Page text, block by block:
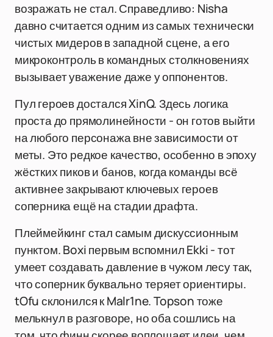
возражать не стал. Справедливо: Nisha
давно считается одним из самых технически
чистых мидеров в западной сцене, а его
микроконтроль в командных столкновениях
вызывает уважение даже у оппонентов.
Пул героев достался XinQ. Здесь логика
проста до прямолинейности - он готов выйти
на любого персонажа вне зависимости от
меты. Это редкое качество, особенно в эпоху
жёстких пиков и банов, когда команды всё
активнее закрывают ключевых героев
соперника ещё на стадии драфта.
Плеймейкинг стал самым дискуссионным
пунктом. Boxi первым вспомнил Ekki - тот
умеет создавать давление в чужом лесу так,
что соперник буквально теряет ориентиры.
tOfu склонился к Malr1ne. Topson тоже
мелькнул в разговоре, но оба сошлись на